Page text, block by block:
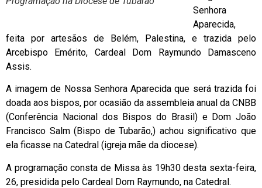
Senhora
Aparecida,
feita por artesãos de Belém, Palestina, e trazida pelo
Arcebispo Emérito, Cardeal Dom Raymundo Damasceno
Assis.
A imagem de Nossa Senhora Aparecida que será trazida foi
doada aos bispos, por ocasião da assembleia anual da CNBB
(Conferência Nacional dos Bispos do Brasil) e Dom João
Francisco Salm (Bispo de Tubarão,) achou significativo que
ela ficasse na Catedral (igreja mãe da diocese).
A programação consta de Missa às 19h30 desta sexta-feira,
26, presidida pelo Cardeal Dom Raymundo, na Catedral.